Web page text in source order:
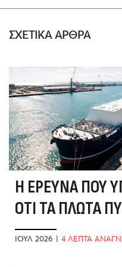
ΣΧΕΤΙΚΑ ΑΡΘΡΑ
Η ΈΡΕΥΝΑ ΠΟΥ
ΌΤΙ ΤΑ ΠΛΩΤΆ
ΣΏΣΟΥΝ ΤΑ
ΙΟΎΛ 2026 | 4 ΛΕΠΤΑ